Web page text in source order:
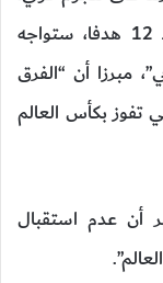
يتقاسم صدارة ترتيب الأهداف المسجلة بـ 12 هدفا، ستواجه
مبرزا أن “الفرق
تفوز بكأس العالم
أن عدم استقبال